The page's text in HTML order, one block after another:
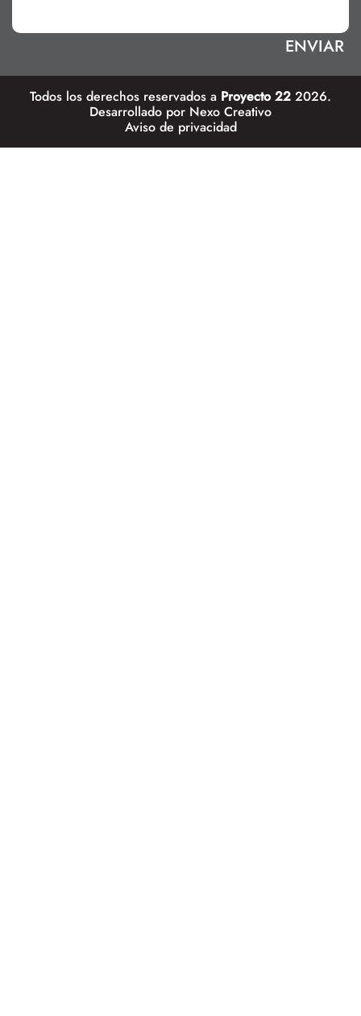
Todos los derechos reservados a Proyecto 22 2026.
Desarrollado por Nexo Creativo
Aviso de privacidad